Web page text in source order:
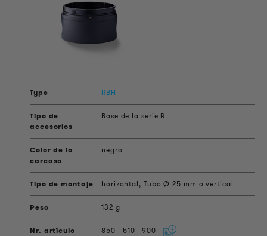
RBH
Base de la serie R
negro
horizontal, Tubo Ø 25 mm o vertical
132 g
850 510 900